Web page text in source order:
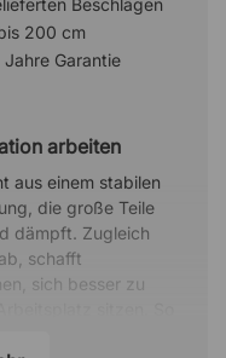
Beschlägen
200 cm
Jahre Garantie
arbeiten
aus einem stabilen
die große Teile
dämpft. Zugleich
schafft
sich besser zu